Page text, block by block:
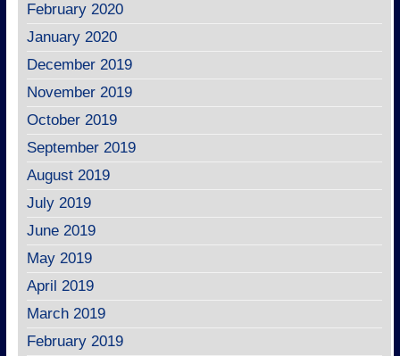
February 2020
January 2020
December 2019
November 2019
October 2019
September 2019
August 2019
July 2019
June 2019
May 2019
April 2019
March 2019
February 2019